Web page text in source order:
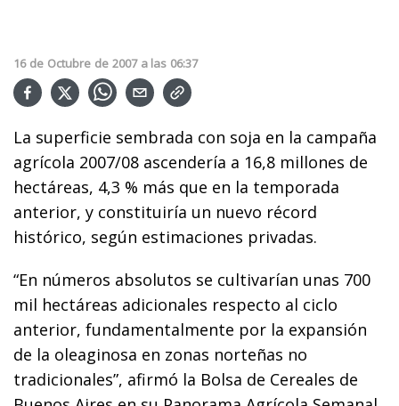
16 de Octubre de 2007 a las 06:37
La superficie sembrada con soja en la campaña
agrícola 2007/08 ascendería a 16,8 millones de
hectáreas, 4,3 % más que en la temporada
anterior, y constituiría un nuevo récord
histórico, según estimaciones privadas.
“En números absolutos se cultivarían unas 700
mil hectáreas adicionales respecto al ciclo
anterior, fundamentalmente por la expansión
de la oleaginosa en zonas norteñas no
tradicionales”, afirmó la Bolsa de Cereales de